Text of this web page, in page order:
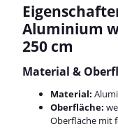
Aluminium
250 cm
Material &
Material:
Oberfläche:
Oberfläche mit